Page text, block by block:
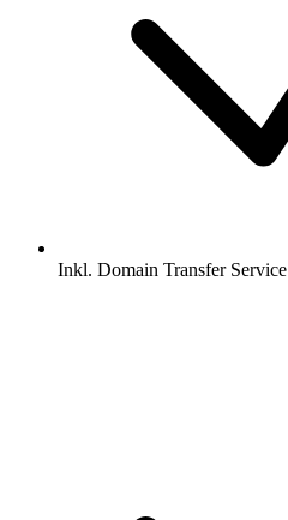
Inkl. Domain Transfer Service